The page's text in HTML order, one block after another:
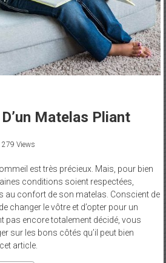
Matelas Pliant
279 Views
est très précieux. Mais, pour bien
conditions soient respectées,
au confort de son matelas. Conscient de
changer le vôtre et d’opter pour un
pas encore totalement décidé, vous
sur les bons côtés qu’il peut bien
article.